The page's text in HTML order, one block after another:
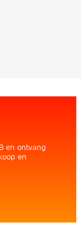
en ontvang
en